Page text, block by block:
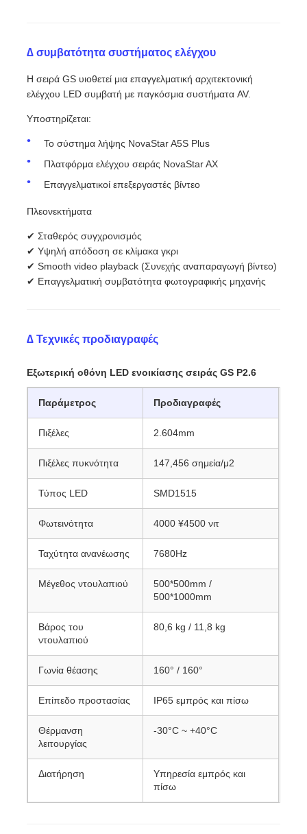
∆ συμβατότητα συστήματος ελέγχου
Η σειρά GS υιοθετεί μια επαγγελματική αρχιτεκτονική
ελέγχου LED συμβατή με παγκόσμια συστήματα AV.
Υποστηρίζεται:
Το σύστημα λήψης NovaStar A5S Plus
Πλατφόρμα ελέγχου σειράς NovaStar AX
Επαγγελματικοί επεξεργαστές βίντεο
Πλεονεκτήματα
✔ Σταθερός συγχρονισμός
✔ Υψηλή απόδοση σε κλίμακα γκρι
✔ Smooth video playback (Συνεχής αναπαραγωγή βίντεο)
✔ Επαγγελματική συμβατότητα φωτογραφικής μηχανής
∆ Τεχνικές προδιαγραφές
Εξωτερική οθόνη LED ενοικίασης σειράς GS P2.6
Παράμετρος Προδιαγραφές
Πιξέλες 2.604mm
Πιξέλες πυκνότητα 147,456 σημεία/μ2
Τύπος LED SMD1515
Φωτεινότητα 4000 ¥4500 νιτ
Ταχύτητα ανανέωσης 7680Hz
Μέγεθος ντουλαπιού
500*500mm /
500*1000mm
Βάρος του
ντουλαπιού
80,6 kg / 11,8 kg
Γωνία θέασης 160° / 160°
Επίπεδο προστασίας IP65 εμπρός και πίσω
Θέρμανση
λειτουργίας
-30°C ~ +40°C
Διατήρηση
Υπηρεσία εμπρός και
πίσω